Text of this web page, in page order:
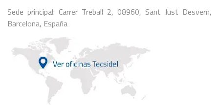
Sede principal: Carrer Treball 2, 08960, Sant Just Desvern,
Barcelona, España